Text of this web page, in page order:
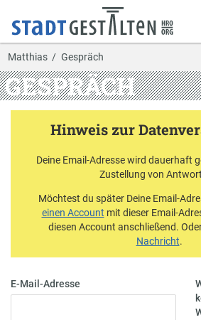
Matthias Gespräch
GESPRÄCH
Hinweis zur
Deine Email-Adresse wird dauerhaft
Zustellung von
Möchtest du später Deine Email-
einen Account mit dieser Email-
diesen Account anschließend.
Nachricht.
E-Mail-Adresse